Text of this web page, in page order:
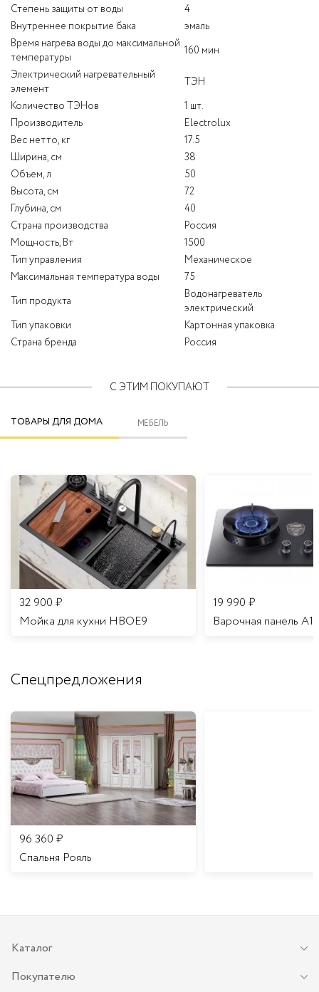
Степень защиты от воды
4
Внутреннее покрытие бака
эмаль
Время нагрева воды до максимальной
температуры
160 мин
Электрический нагревательный
элемент
ТЭН
Количество ТЭНов
1 шт.
Производитель
Electrolux
Вес нетто, кг
17.5
Ширина, см
38
Объем, л
50
Высота, см
72
Глубина, см
40
Страна производства
Россия
Мощность, Вт
1500
Тип управления
Механическое
Максимальная температура воды
75
Тип продукта
Водонагреватель
электрический
Тип упаковки
Картонная упаковка
Страна бренда
Россия
С ЭТИМ ПОКУПАЮТ
ТОВАРЫ ДЛЯ ДОМА МЕБЕЛЬ
32 900 ₽
Мойка для кухни HBOE9
19 990 ₽
Варочная панель A16
Спецпредложения
96 360 ₽
Спальня Рояль
Каталог
Покупателю